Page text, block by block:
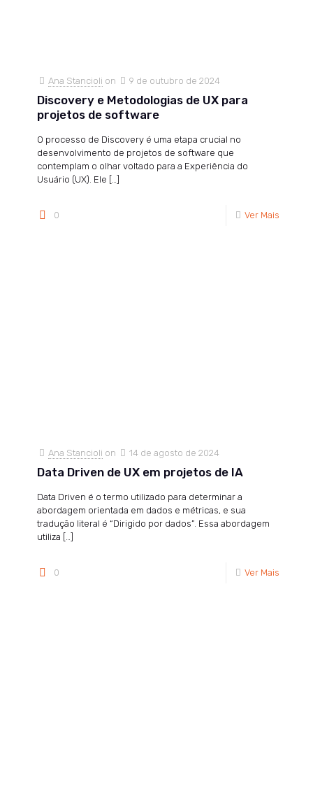
Ana Stancioli on 9 de outubro de 2024
Discovery e Metodologias de UX para
projetos de software
O processo de Discovery é uma etapa crucial no
desenvolvimento de projetos de software que
contemplam o olhar voltado para a Experiência do
Usuário (UX). Ele
0 Ver Mais
Ana Stancioli on 14 de agosto de 2024
Data Driven de UX em projetos de IA
Data Driven é o termo utilizado para determinar a
abordagem orientada em dados e métricas, e sua
tradução literal é “Dirigido por dados”. Essa abordagem
utiliza […]
0 Ver Mais